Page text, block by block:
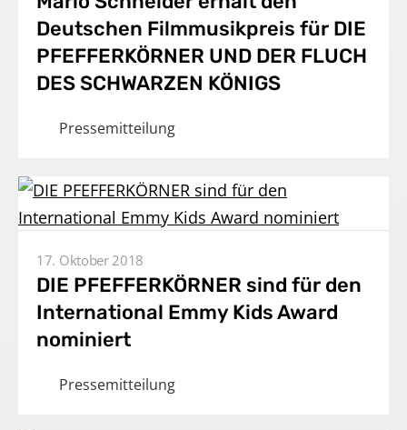
Deutschen Filmmusikpreis für DIE
PFEFFERKÖRNER UND DER FLUCH
DES SCHWARZEN KÖNIGS
Pressemitteilung
17. Oktober 2018
DIE PFEFFERKÖRNER sind für den
International Emmy Kids Award
nominiert
Pressemitteilung
Produktionen
Presse
Karriere
Kontakt
DE
Impressum